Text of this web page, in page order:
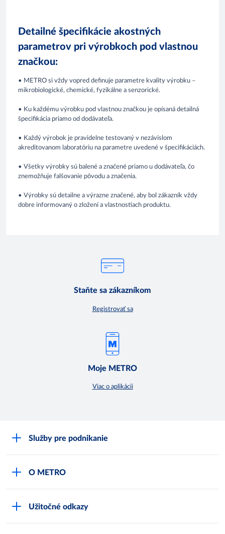
Detailné špecifikácie akostných
parametrov pri výrobkoch pod vlastnou
značkou:
• METRO si vždy vopred definuje parametre kvality výrobku –
mikrobiologické, chemické, fyzikálne a senzorické.
• Ku každému výrobku pod vlastnou značkou je opísaná detailná
špecifikácia priamo od dodávateľa.
• Každý výrobok je pravidelne testovaný v nezávislom
akreditovanom laboratóriu na parametre uvedené v špecifikáciách.
• Všetky výrobky sú balené a značené priamo u dodávateľa, čo
znemožňuje falšovanie pôvodu a značenia.
• Výrobky sú detailne a výrazne značené, aby bol zákazník vždy
dobre informovaný o zložení a vlastnostiach produktu.
Staňte sa zákazníkom
Registrovať sa
Moje METRO
Viac o aplikácii
Služby pre podnikanie
O METRO
Užitočné odkazy